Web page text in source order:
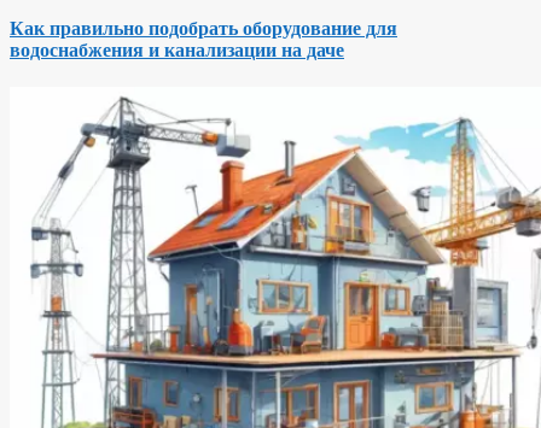
Как правильно подобрать оборудование для
водоснабжения и канализации на даче